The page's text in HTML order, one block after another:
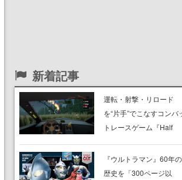
新着記事
運転・射撃・リロード
を“片手”でこなすコンバ
トレースゲーム『Half
イバルを片手運転でぶっ
飛ばし、銃の片手撃ちで
『ウルトラマン』60年の
歴史を「300ページ以